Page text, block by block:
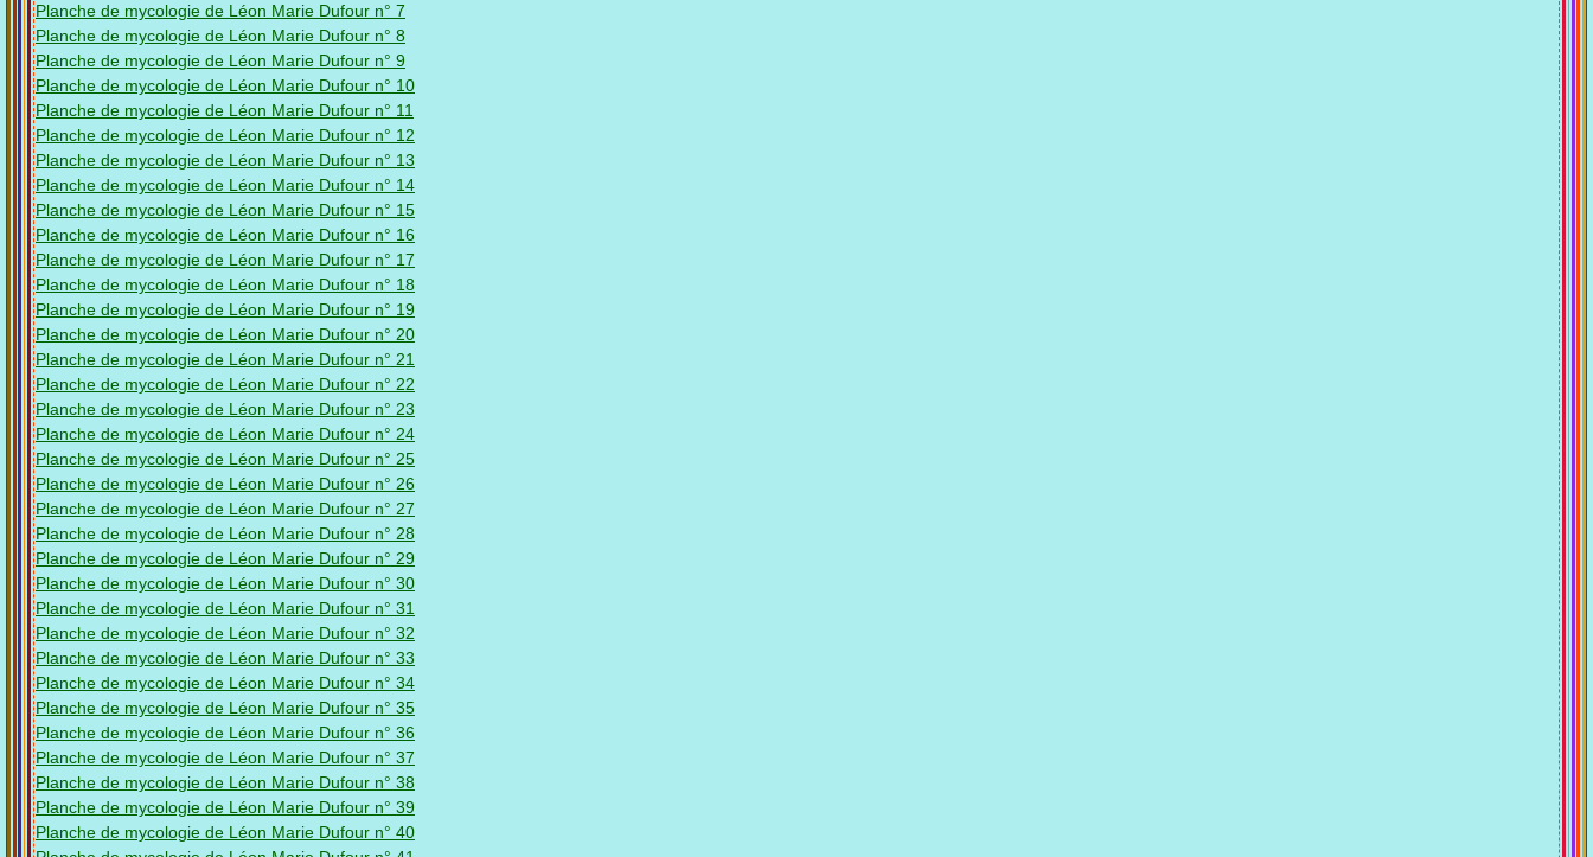
Planche de mycologie de Léon Marie Dufour n° 7
Planche de mycologie de Léon Marie Dufour n° 8
Planche de mycologie de Léon Marie Dufour n° 9
Planche de mycologie de Léon Marie Dufour n° 10
Planche de mycologie de Léon Marie Dufour n° 11
Planche de mycologie de Léon Marie Dufour n° 12
Planche de mycologie de Léon Marie Dufour n° 13
Planche de mycologie de Léon Marie Dufour n° 14
Planche de mycologie de Léon Marie Dufour n° 15
Planche de mycologie de Léon Marie Dufour n° 16
Planche de mycologie de Léon Marie Dufour n° 17
Planche de mycologie de Léon Marie Dufour n° 18
Planche de mycologie de Léon Marie Dufour n° 19
Planche de mycologie de Léon Marie Dufour n° 20
Planche de mycologie de Léon Marie Dufour n° 21
Planche de mycologie de Léon Marie Dufour n° 22
Planche de mycologie de Léon Marie Dufour n° 23
Planche de mycologie de Léon Marie Dufour n° 24
Planche de mycologie de Léon Marie Dufour n° 25
Planche de mycologie de Léon Marie Dufour n° 26
Planche de mycologie de Léon Marie Dufour n° 27
Planche de mycologie de Léon Marie Dufour n° 28
Planche de mycologie de Léon Marie Dufour n° 29
Planche de mycologie de Léon Marie Dufour n° 30
Planche de mycologie de Léon Marie Dufour n° 31
Planche de mycologie de Léon Marie Dufour n° 32
Planche de mycologie de Léon Marie Dufour n° 33
Planche de mycologie de Léon Marie Dufour n° 34
Planche de mycologie de Léon Marie Dufour n° 35
Planche de mycologie de Léon Marie Dufour n° 36
Planche de mycologie de Léon Marie Dufour n° 37
Planche de mycologie de Léon Marie Dufour n° 38
Planche de mycologie de Léon Marie Dufour n° 39
Planche de mycologie de Léon Marie Dufour n° 40